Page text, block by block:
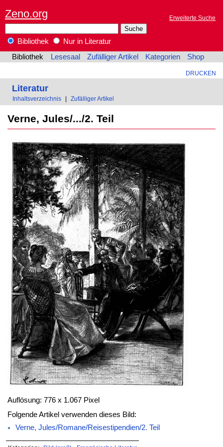
Zeno.org Erweiterte Suche
Bibliothek
Nur in Literatur
Bibliothek
Lesesaal Zufälliger Artikel Kategorien Shop
DRUCKEN
Literatur
Inhaltsverzeichnis Zufälliger Artikel
Verne, Jules/.../2. Teil
Auflösung: 776 x 1.067 Pixel
Folgende Artikel verwenden dieses Bild:
Verne, Jules/Romane/Reisestipendien/2. Teil